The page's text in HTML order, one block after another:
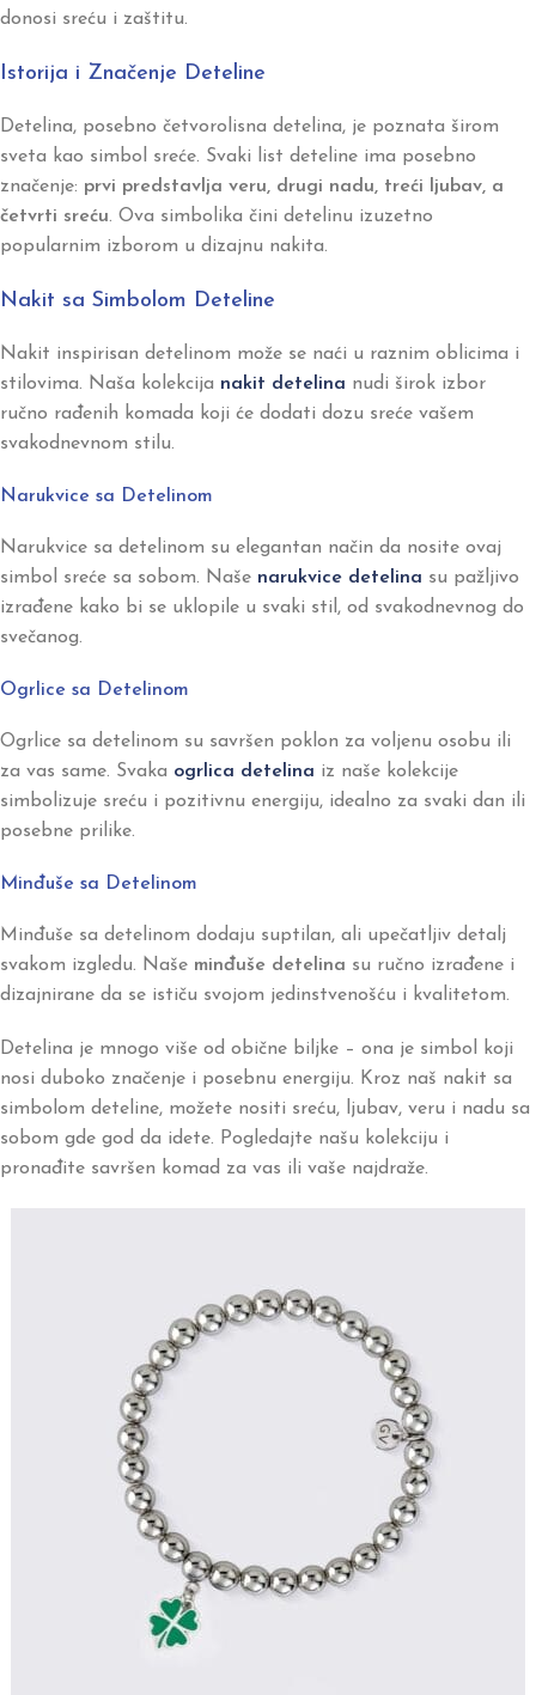
donosi sreću i zaštitu.
Istorija i Značenje Deteline
Detelina, posebno četvorolisna detelina, je poznata širom
sveta kao simbol sreće. Svaki list deteline ima posebno
značenje: prvi predstavlja veru, drugi nadu, treći ljubav, a
četvrti sreću. Ova simbolika čini detelinu izuzetno
popularnim izborom u dizajnu nakita.
Nakit sa Simbolom Deteline
Nakit inspirisan detelinom može se naći u raznim oblicima i
stilovima. Naša kolekcija nakit detelina nudi širok izbor
ručno rađenih komada koji će dodati dozu sreće vašem
svakodnevnom stilu.
Narukvice sa Detelinom
Narukvice sa detelinom su elegantan način da nosite ovaj
simbol sreće sa sobom. Naše narukvice detelina su pažljivo
izrađene kako bi se uklopile u svaki stil, od svakodnevnog do
svečanog.
Ogrlice sa Detelinom
Ogrlice sa detelinom su savršen poklon za voljenu osobu ili
za vas same. Svaka ogrlica detelina iz naše kolekcije
simbolizuje sreću i pozitivnu energiju, idealno za svaki dan ili
posebne prilike.
Minđuše sa Detelinom
Minđuše sa detelinom dodaju suptilan, ali upečatljiv detalj
svakom izgledu. Naše minđuše detelina su ručno izrađene i
dizajnirane da se ističu svojom jedinstvenošću i kvalitetom.
Detelina je mnogo više od obične biljke – ona je simbol koji
nosi duboko značenje i posebnu energiju. Kroz naš nakit sa
simbolom deteline, možete nositi sreću, ljubav, veru i nadu sa
sobom gde god da idete. Pogledajte našu kolekciju i
pronađite savršen komad za vas ili vaše najdraže.